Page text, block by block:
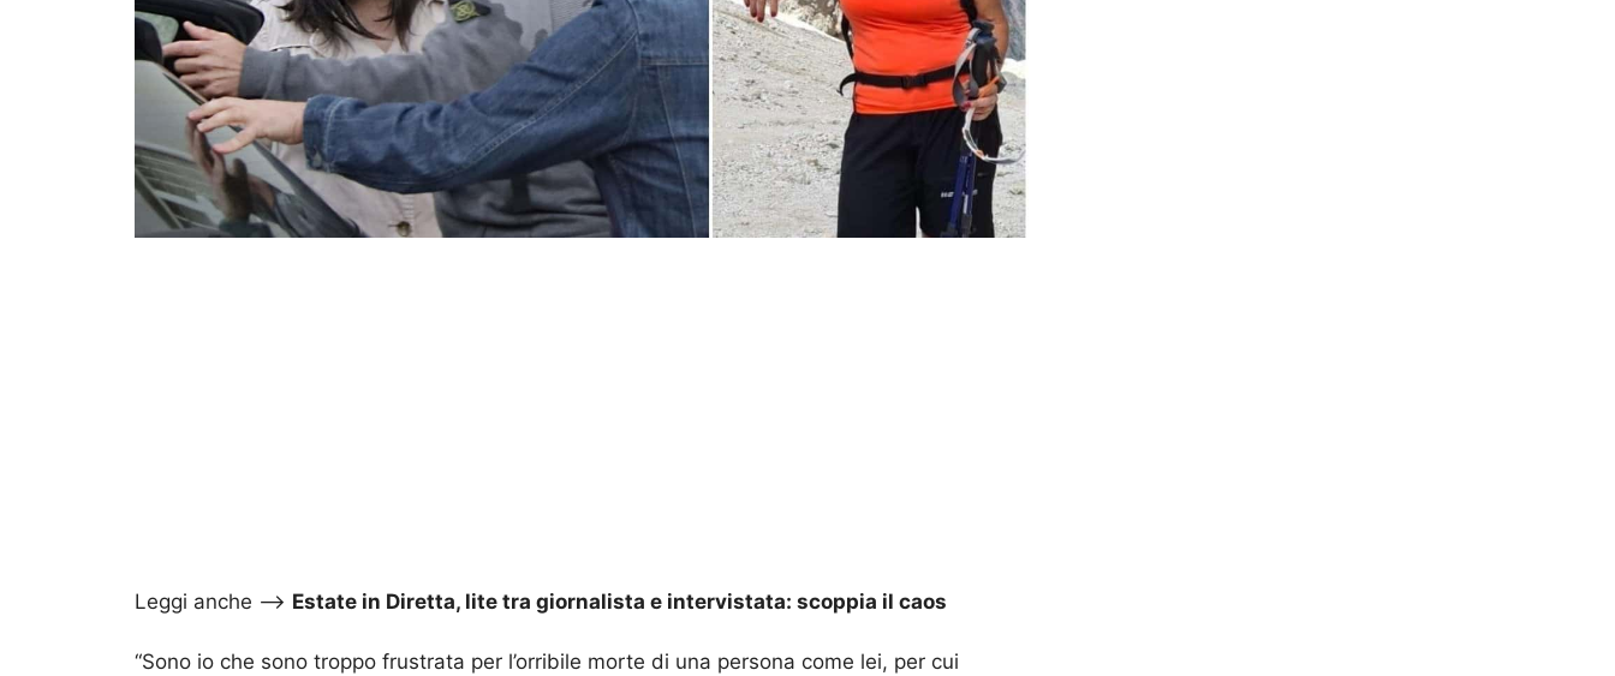
Leggi anche –> Estate in Diretta, lite tra giornalista e intervistata: scoppia il caos
“Sono io che sono troppo frustrata per l’orribile morte di una persona come lei, per cui